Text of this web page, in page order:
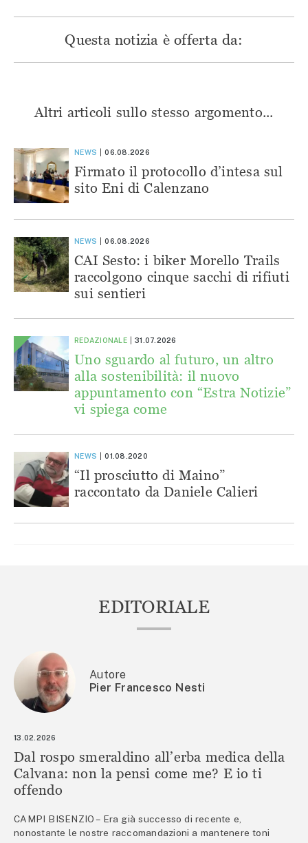
Questa notizia è offerta da:
Altri articoli sullo stesso argomento...
NEWS 06.08.2026
Firmato il protocollo d’intesa sul
sito Eni di Calenzano
NEWS 06.08.2026
CAI Sesto: i biker Morello Trails
raccolgono cinque sacchi di rifiuti
sui sentieri
REDAZIONALE 31.07.2026
Uno sguardo al futuro, un altro
alla sostenibilità: il nuovo
appuntamento con “Estra Notizie”
vi spiega come
NEWS 01.08.2020
“Il prosciutto di Maino”
raccontato da Daniele Calieri
EDITORIALE
Autore
Pier Francesco Nesti
13.02.2026
Dal rospo smeraldino all’erba medica della
Calvana: non la pensi come me? E io ti
offendo
CAMPI BISENZIO – Era già successo di recente e,
nonostante le nostre raccomandazioni a mantenere toni